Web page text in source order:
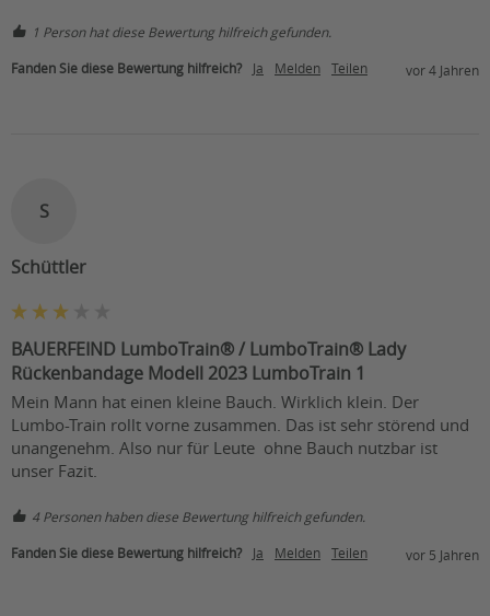
1 Person hat diese Bewertung hilfreich gefunden.
Fanden Sie diese Bewertung hilfreich? Ja Melden Teilen vor 4 Jahren
S
Schüttler
BAUERFEIND LumboTrain® / LumboTrain® Lady
Rückenbandage Modell 2023 LumboTrain 1
Mein Mann hat einen kleine Bauch. Wirklich klein. Der
Lumbo-Train rollt vorne zusammen. Das ist sehr störend und
unangenehm. Also nur für Leute  ohne Bauch nutzbar ist
4 Personen haben diese Bewertung hilfreich gefunden.
Fanden Sie diese Bewertung hilfreich? Ja Melden Teilen vor 5 Jahren